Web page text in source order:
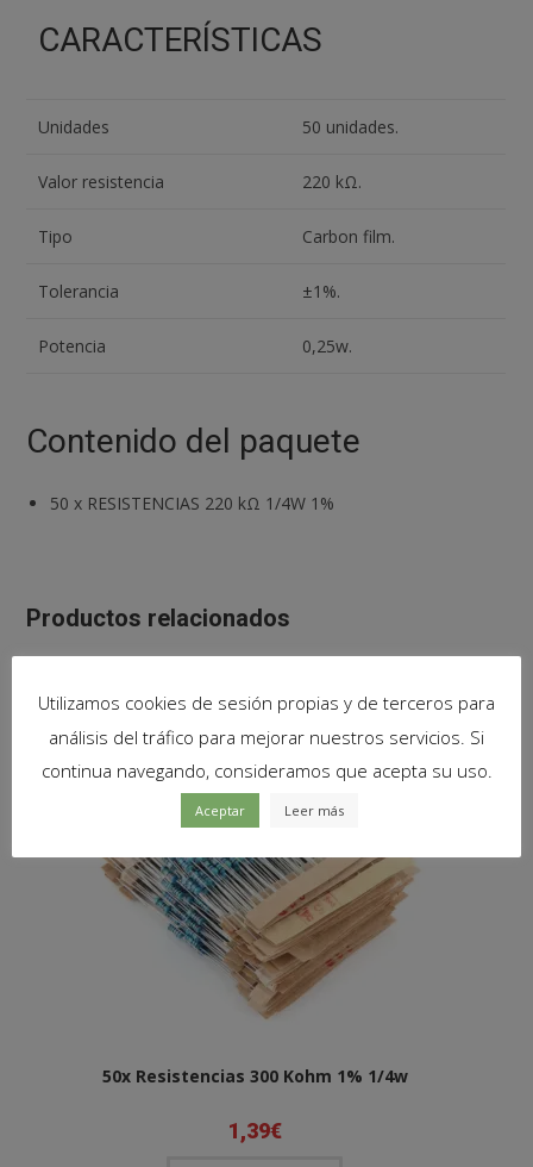
CARACTERÍSTICAS
Unidades 50 unidades.
Valor resistencia 220 kΩ.
Tipo Carbon film.
Tolerancia ±1%.
Potencia 0,25w.
Contenido del paquete
50 x RESISTENCIAS 220 kΩ 1/4W 1%
Productos relacionados
50x Resistencias 300 Kohm 1% 1/4w
1,39€
Utilizamos cookies de sesión propias y de terceros para
análisis del tráfico para mejorar nuestros servicios. Si
continua navegando, consideramos que acepta su uso.
Aceptar Leer más